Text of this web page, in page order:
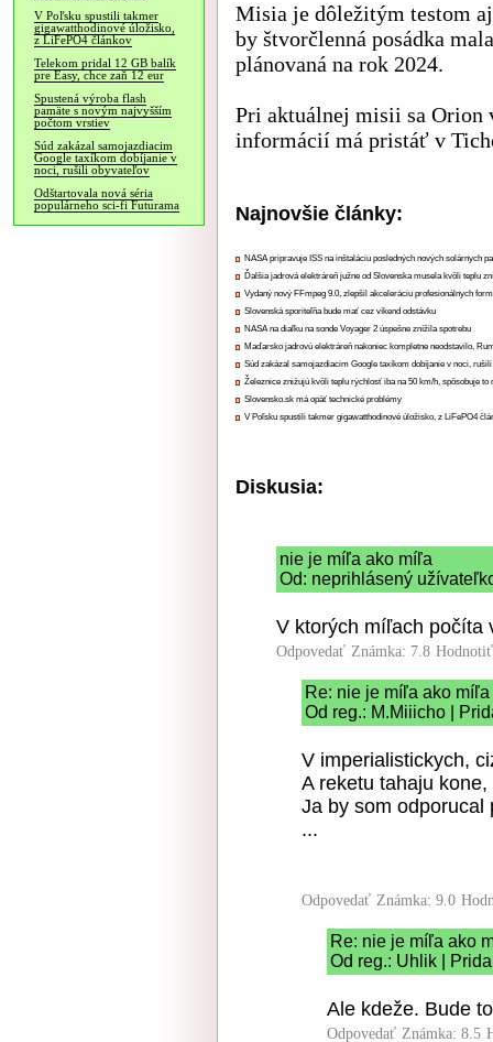
V Poľsku spustili takmer
gigawatthodinové úložisko,
z LiFePO4 článkov
Telekom pridal 12 GB balík
pre Easy, chce zaň 12 eur
Spustená výroba flash
pamäte s novým najvyšším
počtom vrstiev
Súd zakázal samojazdiacim
Google taxíkom dobíjanie v
noci, rušili obyvateľov
Odštartovala nová séria
populárneho sci-fi Futurama
Misia je dôležitým testom
by štvorčlenná posádka
plánovaná na rok 2024.
Pri aktuálnej misii sa Orion
informácií má pristáť v
Najnovšie články:
NASA pripravuje ISS na inštaláciu posledných nových solárnych
Ďalšia jadrová elektráreň južne od Slovenska musela kvôli teplu
Vydaný nový FFmpeg 9.0, zlepšil akceleráciu profesionálnych
Slovenská sporiteľňa bude mať cez víkend odstávku
NASA na diaľku na sonde Voyager 2 úspešne znížila spotrebu
Maďarsko jadrovú elektráreň nakoniec kompletne neodstavilo,
Súd zakázal samojazdiacim Google taxíkom dobíjanie v noci,
Železnice znižujú kvôli teplu rýchlosť iba na 50 km/h, spôsobuje to
Slovensko.sk má opäť technické problémy
V Poľsku spustili takmer gigawatthodinové úložisko, z LiFePO4
Diskusia:
nie je míľa ako míľa
Od: neprihlásený
V ktorých míľach počíta
Odpovedať Známka: 7.8
Re: nie je míľa ako míľa
Od reg.: M.Miiicho |
V imperialistickych,
A reketu tahaju
Ja by som odporucal
...
Odpovedať Známka: 9.0
Re: nie je míľa ako
Od reg.: Uhlik |
Ale kdeže. Bude
Odpovedať Známka: 8.5